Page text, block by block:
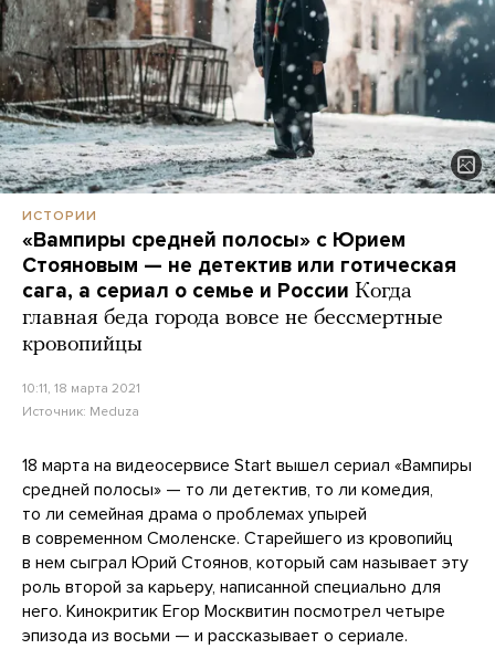
ИСТОРИИ
«Вампиры средней полосы» с Юрием
Стояновым — не детектив или готическая
сага, а сериал о семье и России Когда
главная беда города вовсе не бессмертные
кровопийцы
10:11, 18 марта 2021
Источник: Meduza
18 марта на видеосервисе Start вышел сериал «Вампиры
средней полосы» — то ли детектив, то ли комедия,
то ли семейная драма о проблемах упырей
в современном Смоленске. Старейшего из кровопийц
в нем сыграл Юрий Стоянов, который сам называет эту
роль второй за карьеру, написанной специально для
него. Кинокритик Егор Москвитин посмотрел четыре
эпизода из восьми — и рассказывает о сериале.